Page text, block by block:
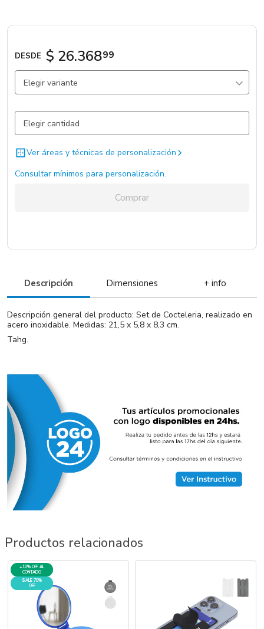
DESDE $ 26.36899
Elegir variante
Gris Plata / Gris Plata / Acero 1471 un.
Ver áreas y técnicas de personalización
Consultar mínimos para personalización.
Comprar
Descripción Dimensiones + info
Descripción general del producto: Set de Cocteleria, realizado en
acero inoxidable. Medidas: 21,5 x 5,8 x 8,3 cm.
Tahg.
Productos relacionados
+10% OFF AL
CONTADO
SALE 70%
OFF